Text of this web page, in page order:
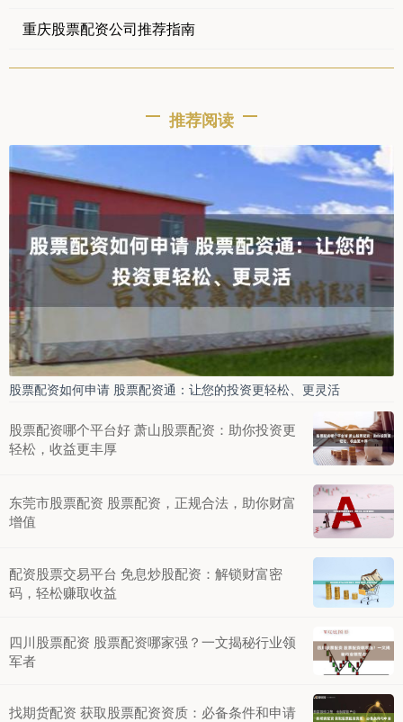
重庆股票配资公司推荐指南
推荐阅读
股票配资如何申请 股票配资通：让您的投资更轻松、更灵活
股票配资哪个平台好 萧山股票配资：助你投资更
轻松，收益更丰厚
东莞市股票配资 股票配资，正规合法，助你财富
增值
配资股票交易平台 免息炒股配资：解锁财富密
码，轻松赚取收益
四川股票配资 股票配资哪家强？一文揭秘行业领
军者
找期货配资 获取股票配资资质：必备条件和申请